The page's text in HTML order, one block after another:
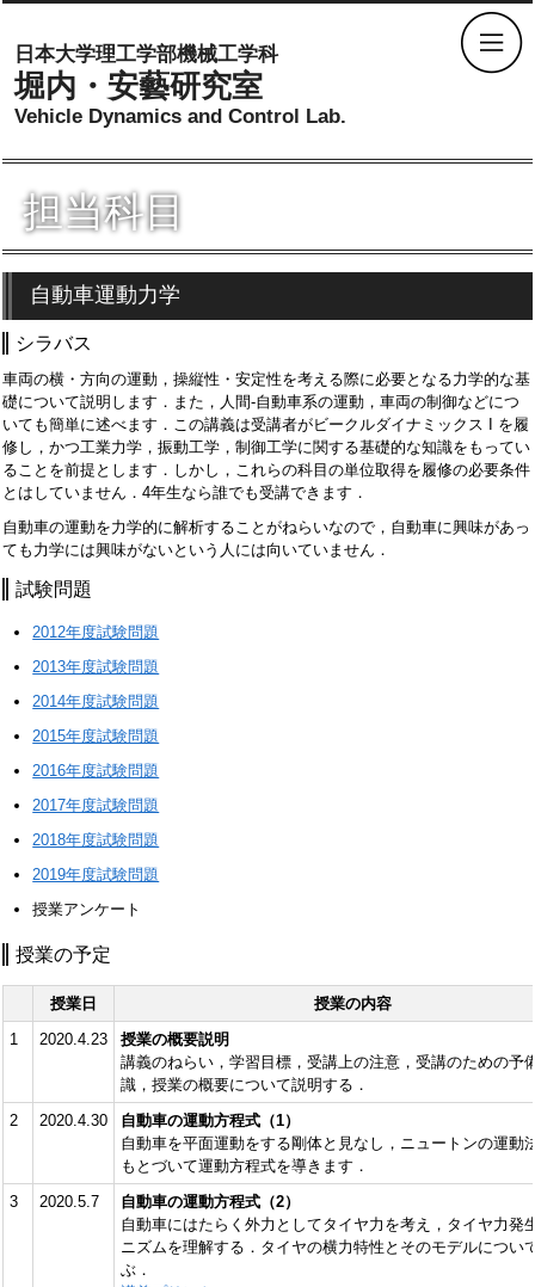
日本大学理工学部機械工学科
堀内・安藝研究室
Vehicle Dynamics and Control Lab.
担当科目
自動車運動力学
シラバス
車両の横・方向の運動，操縦性・安定性を考える際に必要となる力学的な基
礎について説明します．また，人間‐自動車系の運動，車両の制御などにつ
いても簡単に述べます．この講義は受講者がビークルダイナミックス I を履
修し，かつ工業力学，振動工学，制御工学に関する基礎的な知識をもってい
ることを前提とします．しかし，これらの科目の単位取得を履修の必要条件
とはしていません．4年生なら誰でも受講できます．
自動車の運動を力学的に解析することがねらいなので，自動車に興味があっ
ても力学には興味がないという人には向いていません．
試験問題
2012年度試験問題
2013年度試験問題
2014年度試験問題
2015年度試験問題
2016年度試験問題
2017年度試験問題
2018年度試験問題
2019年度試験問題
授業アンケート
授業の予定
授業日
授業の内容
1
2020.4.23
授業の概要説明
講義のねらい，学習目標，受講上の注意，受講のための予
識，授業の概要について説明する．
2
2020.4.30
自動車の運動方程式（1）
自動車を平面運動をする剛体と見なし，ニュートンの運動
もとづいて運動方程式を導きます．
3
2020.5.7
自動車の運動方程式（2）
自動車にはたらく外力としてタイヤ力を考え，タイヤ力発
ニズムを理解する．タイヤの横力特性とそのモデルについ
ぶ．